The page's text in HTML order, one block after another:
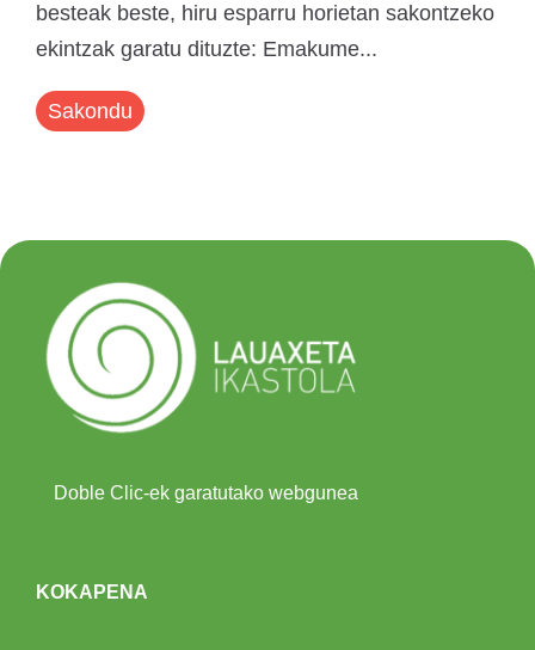
besteak beste, hiru esparru horietan sakontzeko
ekintzak garatu dituzte: Emakume...
Sakondu
Doble Clic-ek garatutako webgunea
KOKAPENA